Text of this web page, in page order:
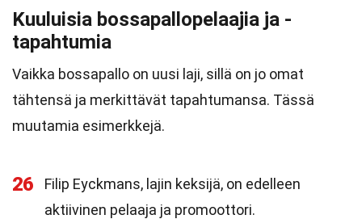
Kuuluisia bossapallopelaajia ja -
tapahtumia
Vaikka bossapallo on uusi laji, sillä on jo omat
tähtensä ja merkittävät tapahtumansa. Tässä
muutamia esimerkkejä.
26
Filip Eyckmans, lajin keksijä, on edelleen
aktiivinen pelaaja ja promoottori.